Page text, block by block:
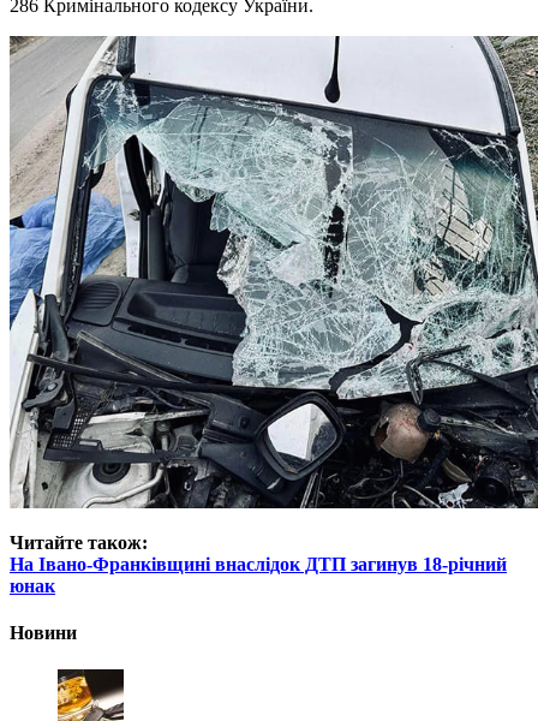
286 Кримінального кодексу України.
Читайте також:
На Івано-Франківщині внаслідок ДТП загинув 18-річний
юнак
Новини